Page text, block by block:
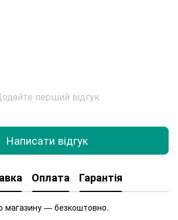
перший відгук
Написати відгук
Оплата Гарантія
магазину — безкоштовно.